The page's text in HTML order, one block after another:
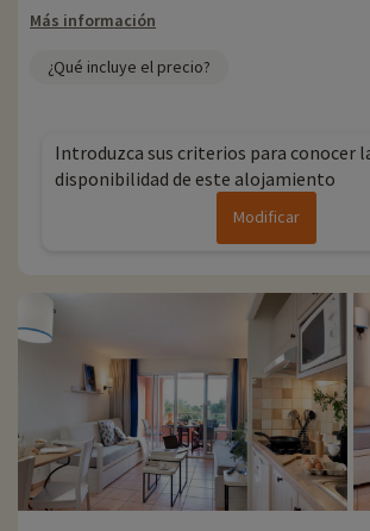
Más información
¿Qué incluye el precio?
Introduzca sus criterios para conocer
disponibilidad de este alojamiento
Modificar